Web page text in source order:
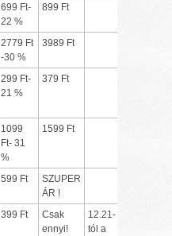
699 Ft-
22 %
899 Ft
2779 Ft
-30 %
3989 Ft
299 Ft-
21 %
379 Ft
1099
Ft- 31
%
1599 Ft
599 Ft
SZUPER
ÁR !
399 Ft
Csak
ennyi!
12.21-
tól a